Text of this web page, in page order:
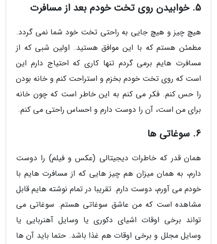
5. خوابیدن روی تخت خودم بعد از مسافرت
هیچ چیز و هیچ جایی به راحتی تخت خود شما نمی گردد.
مطمئن هستم که با این موافق هستید. اولین شبی که از
مسافرت هایم برمی گردم تنها کاری که احتیاج دارم این
است که روی تخت خودم بخزم و استراحت کنم و خانه بودن
را حس کنم. فکر می کنم به این خاطر است که چون خانه
برای من است، آن را دوست دارم و احساس راحتی می کنم.
6. سوغاتی ها
همان قدر که خاطرات دیجیتالی (عکس و فیلم) را دوست
دارم، به همان میزان هم چیز هایی که از مسافرت هایم با
خودم می آورم، دوست دارم. تقریبا در تمام نوشته هایم قابل
مشاهده است که من عاشق سوغاتی هستم. سوغاتی می
تواند برخی اوقات اشیای دکوری یا وسایل آهنربایی یا
وسایل مجلل و برخی اوقات هم غذا باشد. حتما باید آن ها